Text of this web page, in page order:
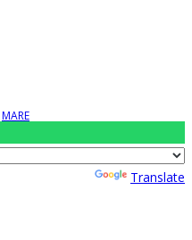
MARE
Translate